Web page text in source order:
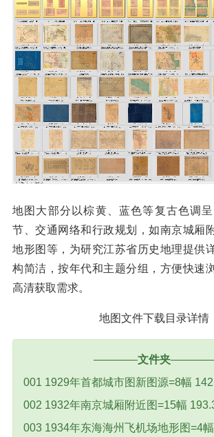
地图大部分以棕黄、蓝色等复古色调
节、交通网络和行政规划，如南京城厢
地形图等，为研究江苏省历史地理提供
构简洁，按年代和主题分组，方便快速
高清获取需求。
地图文件下载目录详情
————文件夹————
001 1929年首都城市图新图源=8幅
002 1932年南京城厢附近图=15幅
003 1934年东海海州飞机场地形图=4